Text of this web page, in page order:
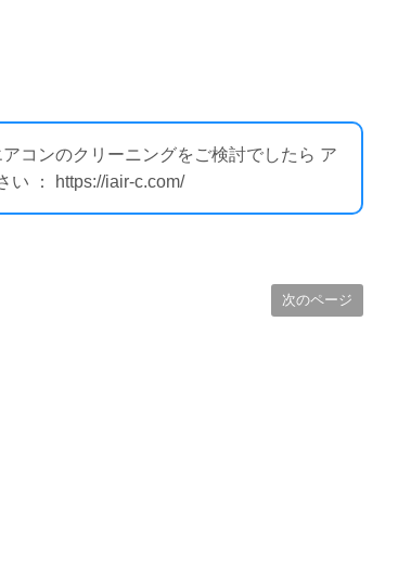
コンのクリーニングをご検討でしたら ア
い ： https://iair-c.com/
次のページ